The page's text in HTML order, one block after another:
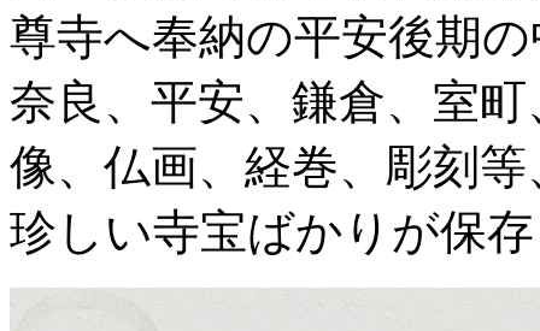
尊寺へ奉納の平安後期
奈良、平安、鎌倉、室
像、仏画、経巻、彫刻
珍しい寺宝ばかりが保